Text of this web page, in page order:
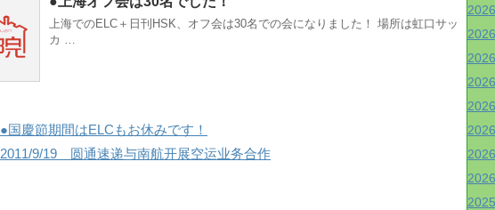
上海でのELC＋日刊HSK、オフ会は30名での会になりました！ 場所は虹口サッ
カ …
●国慶節期間はELCもお休みです！
2011/9/19 圆通速递与南航开展空运业务合作